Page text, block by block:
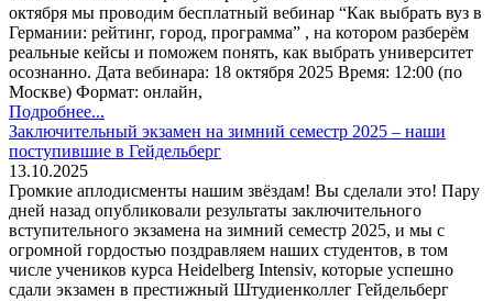
октября мы проводим бесплатный вебинар “Как выбрать вуз в
Германии: рейтинг, город, программа” , на котором разберём
реальные кейсы и поможем понять, как выбрать университет
осознанно. Дата вебинара: 18 октября 2025 Время: 12:00 (по
Москве) Формат: онлайн,
Подробнее...
Заключительный экзамен на зимний семестр 2025 – наши
поступившие в Гейдельберг
13.10.2025
Громкие аплодисменты нашим звёздам! Вы сделали это! Пару
дней назад опубликовали результаты заключительного
вступительного экзамена на зимний семестр 2025, и мы с
огромной гордостью поздравляем наших студентов, в том
числе учеников курса Heidelberg Intensiv, которые успешно
сдали экзамен в престижный Штудиенколлег Гейдельберг